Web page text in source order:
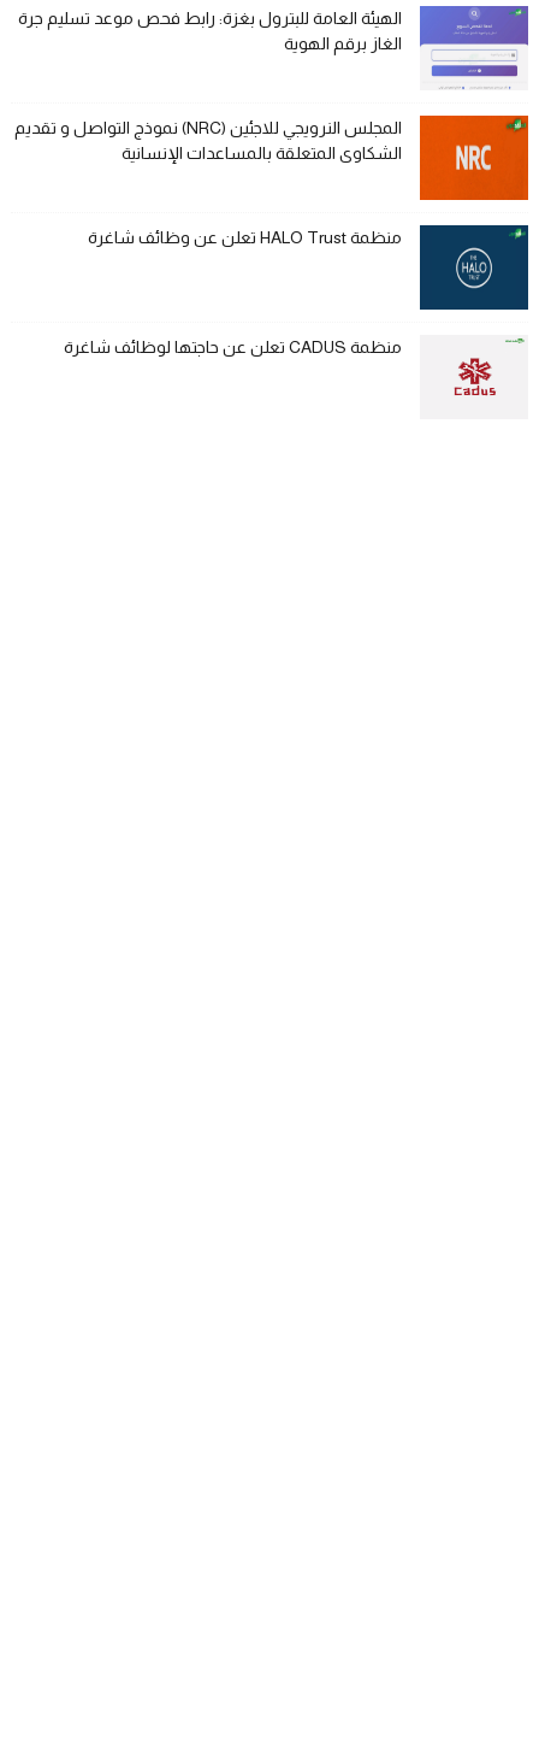
الهيئة العامة للبترول بغزة: رابط فحص موعد تسليم جرة
الغاز برقم الهوية
المجلس النرويجي للاجئين (NRC) نموذج التواصل و تقديم
الشكاوى المتعلقة بالمساعدات الإنسانية
منظمة HALO Trust تعلن عن وظائف شاغرة
منظمة CADUS تعلن عن حاجتها لوظائف شاغرة